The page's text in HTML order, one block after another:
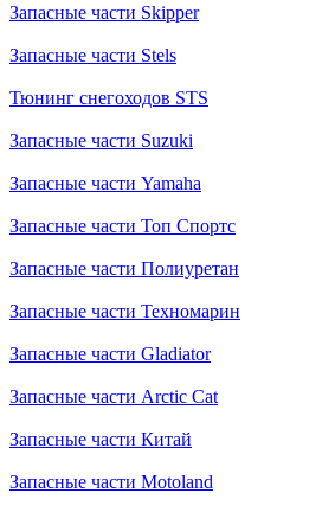
Запасные части Skipper
Запасные части Stels
Тюнинг снегоходов STS
Запасные части Suzuki
Запасные части Yamaha
Запасные части Топ Спортс
Запасные части Полиуретан
Запасные части Техномарин
Запасные части Gladiator
Запасные части Arctic Cat
Запасные части Китай
Запасные части Motoland